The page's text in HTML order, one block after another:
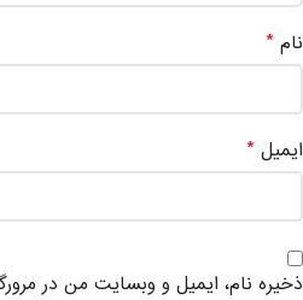
نام *
ایمیل *
ذخیره نام، ایمیل و وبسایت من در